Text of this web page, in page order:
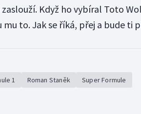
zaslouží. Když ho vybíral Toto
mu to. Jak se říká, přej a bude ti
1 Roman Staněk Super Formule